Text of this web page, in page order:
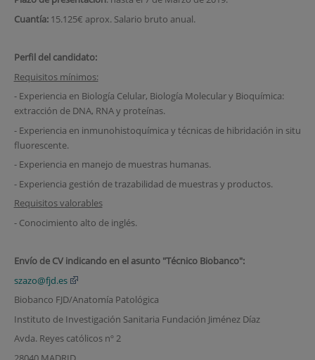
Cuantía:15.125€ aprox. Salario bruto anual.
Perfil del candidato:
Requisitos mínimos:
- Experiencia en Biología Celular, Biología Molecular y Bioquímica:
extracción de DNA, RNA y proteínas.
- Experiencia en inmunohistoquímica y técnicas de hibridación in situ
fluorescente.
- Experiencia en manejo de muestras humanas.
- Experiencia gestión de trazabilidad de muestras y productos.
Requisitos valorables
- Conocimiento alto de inglés.
Envío de CV indicando en el asunto "Técnico Biobanco":
szazo@fjd.es
Biobanco FJD/Anatomía Patológica
Instituto de Investigación Sanitaria Fundación Jiménez Díaz
Avda. Reyes católicos nº 2